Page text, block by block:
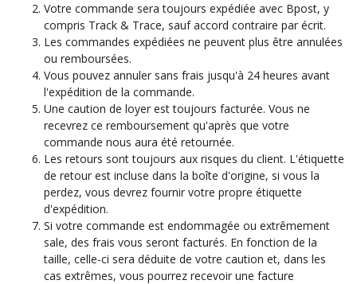
Votre commande sera toujours expédiée avec Bpost, y
compris Track & Trace, sauf accord contraire par écrit.
Les commandes expédiées ne peuvent plus être annulées
ou remboursées.
Vous pouvez annuler sans frais jusqu'à 24 heures avant
l'expédition de la commande.
Une caution de loyer est toujours facturée. Vous ne
recevrez ce remboursement qu'après que votre
commande nous aura été retournée.
Les retours sont toujours aux risques du client. L'étiquette
de retour est incluse dans la boîte d'origine, si vous la
perdez, vous devrez fournir votre propre étiquette
d'expédition.
Si votre commande est endommagée ou extrêmement
sale, des frais vous seront facturés. En fonction de la
taille, celle-ci sera déduite de votre caution et, dans les
cas extrêmes, vous pourrez recevoir une facture